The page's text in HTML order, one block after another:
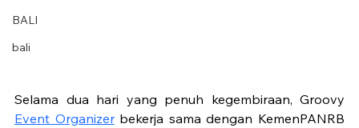
BALI
bali
Event Organizer bekerja sama dengan KemenPANRB